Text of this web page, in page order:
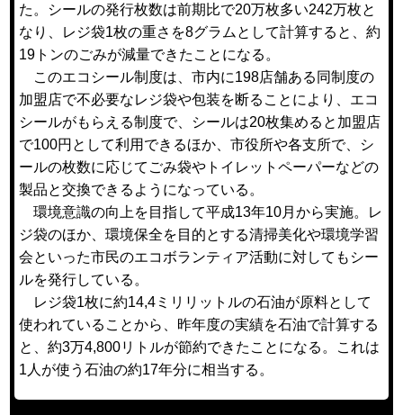
た。シールの発行枚数は前期比で20万枚多い242万枚と
なり、レジ袋1枚の重さを8グラムとして計算すると、約
19トンのごみが減量できたことになる。
このエコシール制度は、市内に198店舗ある同制度の
加盟店で不必要なレジ袋や包装を断ることにより、エコ
シールがもらえる制度で、シールは20枚集めると加盟店
で100円として利用できるほか、市役所や各支所で、シ
ールの枚数に応じてごみ袋やトイレットペーパーなどの
製品と交換できるようになっている。
環境意識の向上を目指して平成13年10月から実施。レ
ジ袋のほか、環境保全を目的とする清掃美化や環境学習
会といった市民のエコボランティア活動に対してもシー
ルを発行している。
レジ袋1枚に約14,4ミリリットルの石油が原料として
使われていることから、昨年度の実績を石油で計算する
と、約3万4,800リトルが節約できたことになる。これは
1人が使う石油の約17年分に相当する。